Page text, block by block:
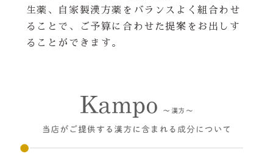
生薬、自家製漢方薬をバランスよく組合わせ
ることで、ご予算に合わせた提案をお出しす
ることができます。